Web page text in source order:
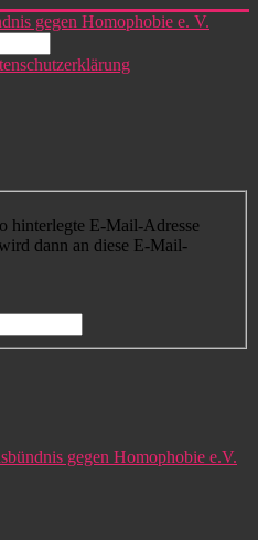
hinterlegte E-Mail-Adresse
dann an diese E-Mail-